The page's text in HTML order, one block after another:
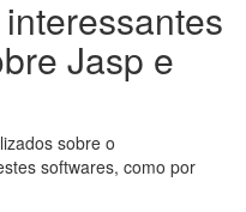
Jasp e
sobre o
softwares, como por